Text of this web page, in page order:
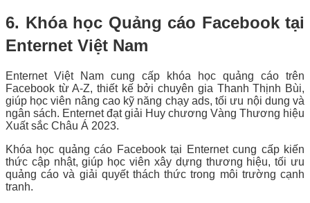
6. Khóa học Quảng cáo Facebook tại
Enternet Việt Nam
Enternet Việt Nam cung cấp khóa học quảng cáo trên
Facebook từ A-Z, thiết kế bởi chuyên gia Thanh Thịnh Bùi,
giúp học viên nâng cao kỹ năng chạy ads, tối ưu nội dung và
ngân sách. Enternet đạt giải Huy chương Vàng Thương hiệu
Xuất sắc Châu Á 2023.
Khóa học quảng cáo Facebook tại Enternet cung cấp kiến
thức cập nhật, giúp học viên xây dựng thương hiệu, tối ưu
quảng cáo và giải quyết thách thức trong môi trường cạnh
tranh.